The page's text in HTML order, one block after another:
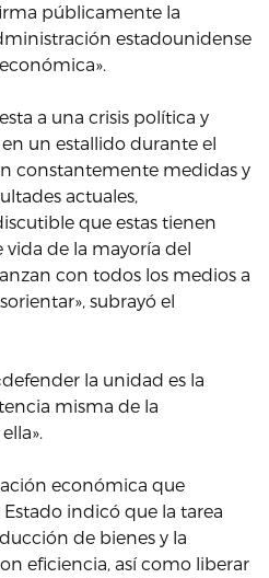
públicamente la
estadounidense
a una crisis política y
un estallido durante el
constantemente medidas y
actuales,
que estas tienen
de la mayoría del
con todos los medios a
subrayó el
la unidad es la
misma de la
económica que
Estado indicó que la tarea
de bienes y la
eficiencia, así como liberar